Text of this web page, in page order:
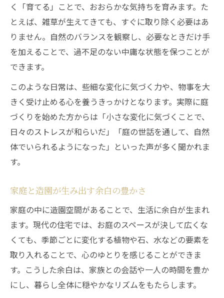
く「育てる」ことで、おおらかな気持ちを育みます。た
とえば、雑草が生えてきても、すぐに取り除く必要はあ
りません。自然のバランスを観察し、必要なときだけ手
を加えることで、過不足のない中庸な状態を保つことが
できます。
このような日常は、些細な変化に気づく力や、物事を大
きく受け止める心を養うきっかけとなります。実際に庭
づくりを始めた方からは「小さな変化に気づくことで、
日々のストレスが和らいだ」「庭の世話を通して、自然
体でいられるようになった」といった声が多く聞かれま
す。
家庭と造園が生み出す余白の豊かさ
家庭の中に造園空間があることで、生活に余白が生まれ
ます。現代の住宅では、お庭のスペースが決して広くな
くても、季節ごとに変化する植物や石、水などの要素を
取り入れることで、心のゆとりを感じることができま
す。こうした余白は、家族との会話や一人の時間を豊か
にし、暮らし全体に穏やかなリズムをもたらします。